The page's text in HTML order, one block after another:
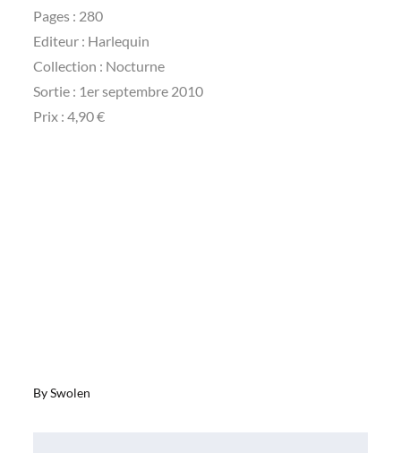
Pages : 280
Editeur : Harlequin
Collection : Nocturne
Sortie : 1er septembre 2010
Prix : 4,90 €
BySwolen